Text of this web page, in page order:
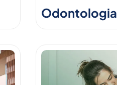
Odontologia